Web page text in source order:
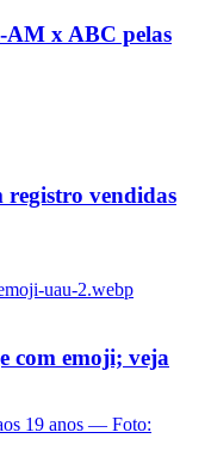
AM x ABC pelas
registro vendidas
com emoji; veja